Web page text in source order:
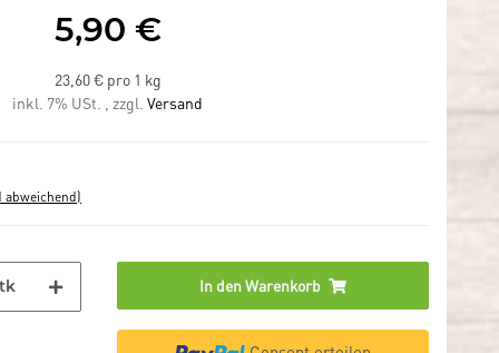
5,90 €
23,60 € pro 1 kg
inkl. 7% USt. , zzgl. Versand
abweichend)
In den Warenkorb